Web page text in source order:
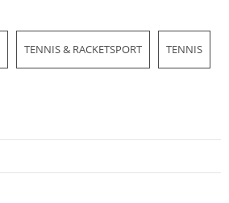
TENNIS & RACKETSPORT TENNIS